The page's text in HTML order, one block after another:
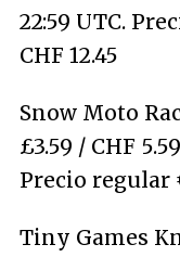
22:59 UTC.
CHF 12.45
Snow Moto
£3.59 / CHF
Precio regular
Tiny Games